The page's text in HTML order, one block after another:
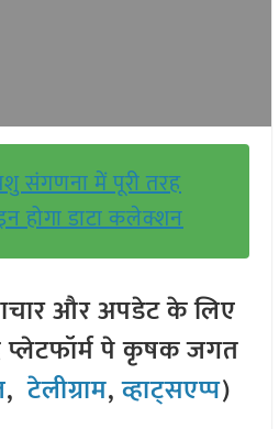
संगणना में पूरी तरह
होगा डाटा कलेक्शन
और अपडेट के लिए
पे कृषक जगत
,टेलीग्राम,व्हाट्सएप्प)